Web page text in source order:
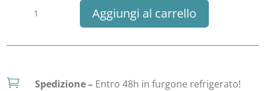
Aggiungi al carrello
 Spedizione – Entro 48h in furgone refrigerato!